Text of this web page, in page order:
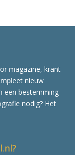
magazine, krant
nieuw
een bestemming
nodig? Het